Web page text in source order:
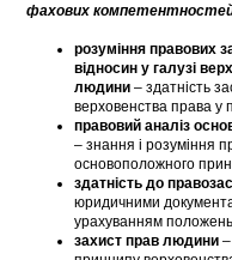
фахових
розуміння правових
відносин у галузі
людини – здатність
верховенства права у
правовий аналіз
– знання і розуміння
основоположного
здатність до
юридичними
урахуванням
захист прав людини